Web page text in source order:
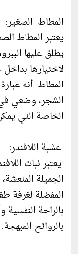
المطاط الصغير:
يعتبر المطاط
يطلق عليها
لاختيارها
المطاط أنه
الشجر، وضعي
الخاصة التي
عشبة اللافندر:
يعتبر نبات
الجميلة
المفضلة لغرفة
بالراحة
بالروائح المبهجة.